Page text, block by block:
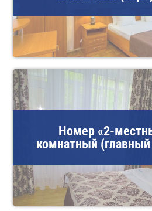
Номер «2-
комнатный (главный